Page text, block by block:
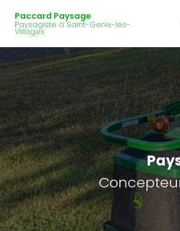
contenu
principal
Paccard Paysage
Paysagiste à Saint-Genix-les-
Villages